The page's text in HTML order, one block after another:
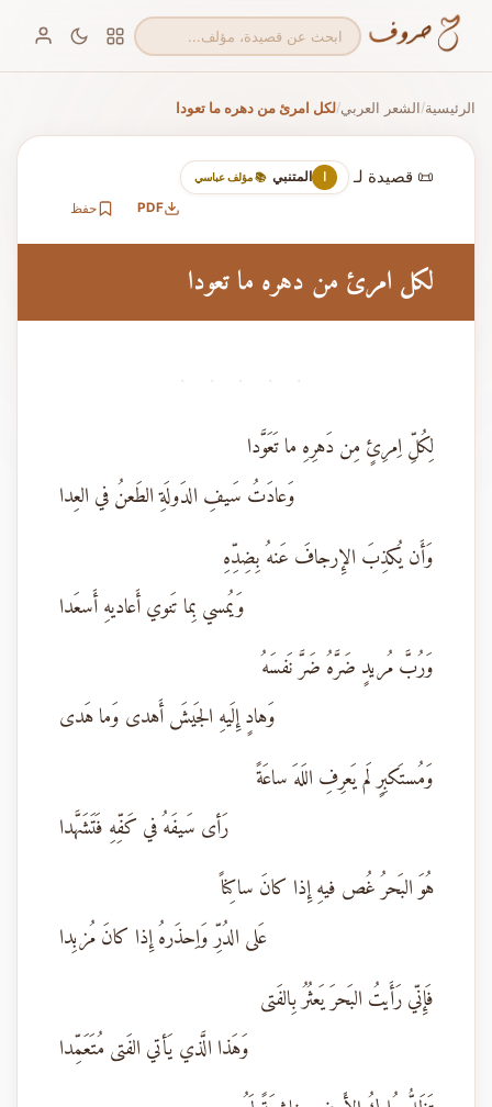
الرئيسية/الشعر العربي/لكل امرئ من دهره ما تعودا
📜 قصيدة لـ ا المتنبي 📚 مؤلف عباسي
PDF حفظ
لكل امرئ من دهره ما تعودا
· · · · ·
لِكُلِّ اِمرِئٍ مِن دَهرِهِ ما تَعَوَّدا
وَعادَتُ سَيفِ الدَولَةِ الطَعنُ في العِدا
وَأَن يُكذِبَ الإِرجافَ عَنهُ بِضِدِّهِ
وَيُمسي بِما تَنوي أَعاديهِ أَسعَدا
وَرُبَّ مُريدٍ ضَرَّهُ ضَرَّ نَفسَهُ
وَهادٍ إِلَيهِ الجَيشَ أَهدى وَما هَدى
وَمُستَكبِرٍ لَم يَعرِفِ اللَهَ ساعَةً
رَأى سَيفَهُ في كَفِّهِ فَتَشَهَّدا
هُوَ البَحرُ غُص فيهِ إِذا كانَ ساكِناً
عَلى الدُرِّ وَاِحذَرهُ إِذا كانَ مُزبِدا
فَإِنّي رَأَيتُ البَحرَ يَعثُرُ بِالفَتى
وَهَذا الَّذي يَأتي الفَتى مُتَعَمِّدا